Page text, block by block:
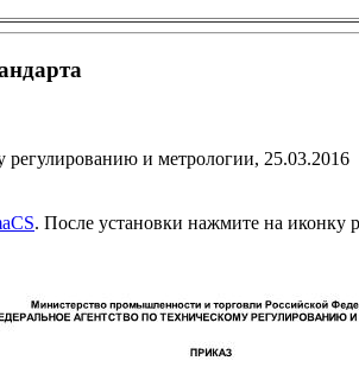
регулированию и метрологии, 25.03.2016
. После установки нажмите на иконку